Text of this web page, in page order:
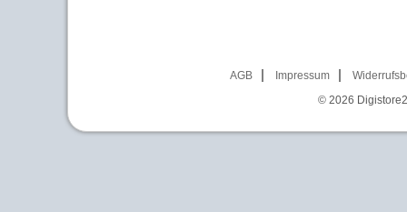
AGB Impressum
© 2026